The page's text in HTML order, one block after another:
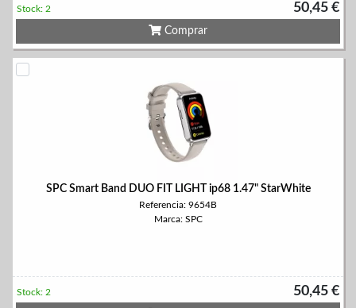
50,45 €
Stock: 2
Comprar
SPC Smart Band DUO FIT LIGHT ip68 1.47" StarWhite
Referencia: 9654B
Marca: SPC
50,45 €
Stock: 2